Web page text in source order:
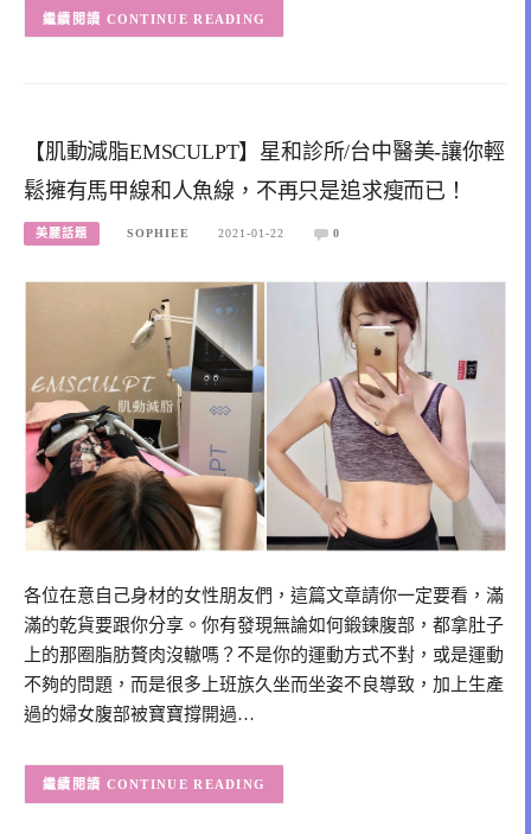
CONTINUE READING
【肌動減脂EMSCULPT】星和診所/台中醫美-讓你輕
鬆擁有馬甲線和人魚線，不再只是追求瘦而已！
美麗話題 SOPHIEE 2021-01-22 0
各位在意自己身材的女性朋友們，這篇文章請你一定要看，滿
滿的乾貨要跟你分享。你有發現無論如何鍛鍊腹部，都拿肚子
上的那圈脂肪贅肉沒轍嗎？不是你的運動方式不對，或是運動
不夠的問題，而是很多上班族久坐而坐姿不良導致，加上生產
過的婦女腹部被寶寶撐開過…
CONTINUE READING